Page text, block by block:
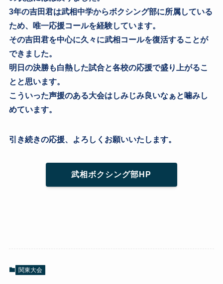
3年の吉田君は武相中学からボクシング部に所属している
ため、唯一応援コールを経験しています。
その吉田君を中心に久々に武相コールを復活することが
できました。
明日の決勝も白熱した試合と各校の応援で盛り上がるこ
とと思います。
こういった声援のある大会はしみじみ良いなぁと噛みし
めています。
引き続きの応援、よろしくお願いいたします。
武相ボクシング部HP
関東大会